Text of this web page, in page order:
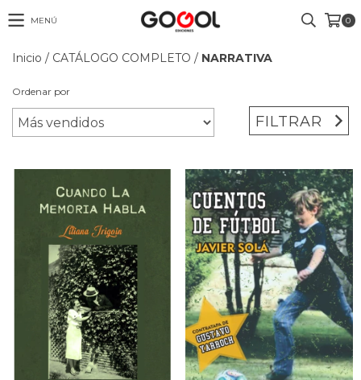
MENÚ 0
Inicio / CATÁLOGO COMPLETO / NARRATIVA
Ordenar por
FILTRAR